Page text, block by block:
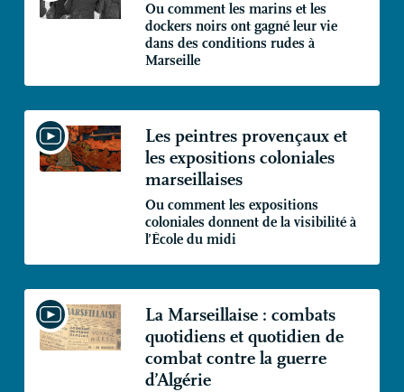
Ou comment les marins et les
dockers noirs ont gagné leur vie
dans des conditions rudes à
Marseille
Les peintres provençaux et
les expositions coloniales
marseillaises
Ou comment les expositions
coloniales donnent de la visibilité à
l’École du midi
La Marseillaise : combats
quotidiens et quotidien de
combat contre la guerre
d’Algérie